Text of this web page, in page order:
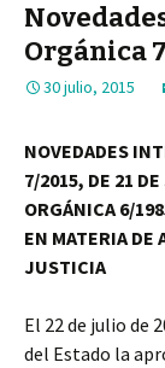
Orgánica
30 julio, 2015
NOVEDADES
7/2015, DE 21
ORGÁNICA 6/
EN MATERIA DE
JUSTICIA
El 22 de julio de
del Estado la